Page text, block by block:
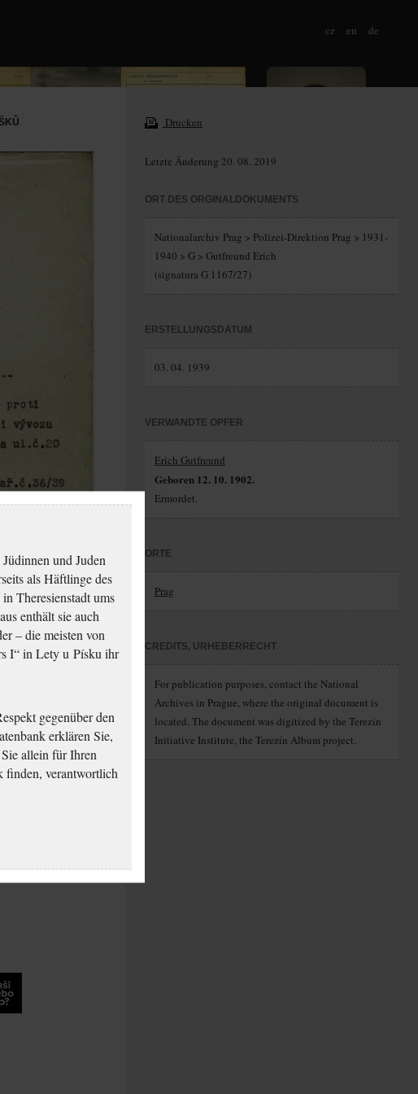
cz en de
Drucken
Letzte Änderung 20. 08. 2019
ORT DES ORGINALDOKUMENTS
Nationalarchiv Prag > Polizei-Direktion Prag > 1931-
1940 > G > Gutfreund Erich
(signatura G 1167/27)
ERSTELLUNGSDATUM
03. 04. 1939
VERWANDTE OPFER
Erich Gutfreund
Geboren 12. 10. 1902.
Ermordet.
ORTE
Prag
CREDITS, URHEBERRECHT
For publication purposes, contact the National
Archives in Prague, where the original document is
located. The document was digitized by the Terezín
Initiative Institute, the Terezín Album project.
und Juden
als Häftlinge des
Theresienstadt ums
enthält sie auch
– die meisten von
I“ in Lety u Písku ihr
gegenüber den
erklären Sie,
Sie allein für Ihren
finden, verantwortlich